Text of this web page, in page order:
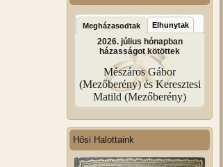
Megházasodtak Elhunytak
2026. július hónapban
házasságot kötöttek
Mészáros Gábor
(Mezőberény) és Keresztesi
Matild (Mezőberény)
Hősi Halottaink